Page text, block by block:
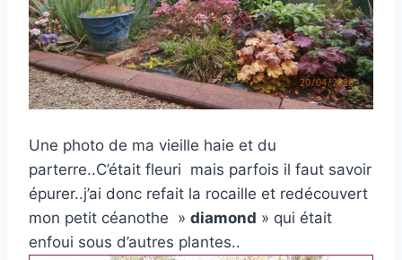
Une photo de ma vieille haie et du
parterre..C’était fleuri mais parfois il faut savoir
épurer..j’ai donc refait la rocaille et redécouvert
mon petit céanothe » diamond » qui était
enfoui sous d’autres plantes..